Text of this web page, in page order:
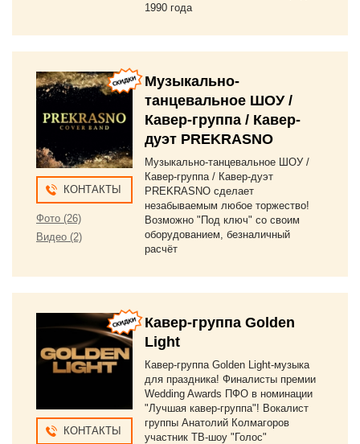
1990 года
КОНТАКТЫ
Фото (26)
Видео (2)
Музыкально-
танцевальное ШОУ /
Кавер-группа / Кавер-
дуэт PREKRASNO
Музыкально-танцевальное ШОУ /
Кавер-группа / Кавер-дуэт
PREKRASNO сделает
незабываемым любое торжество!
Возможно "Под ключ" со своим
оборудованием, безналичный
расчёт
КОНТАКТЫ
Кавер-группа Golden
Light
Кавер-группа Golden Light-музыка
для праздника! Финалисты премии
Wedding Awards ПФО в номинации
"Лучшая кавер-группа"! Вокалист
группы Анатолий Колмагоров
участник ТВ-шоу "Голос"